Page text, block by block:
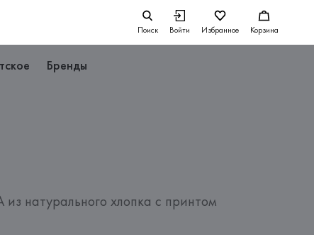
Поиск Войти Избранное Корзина
Бренды
натурального хлопка с принтом